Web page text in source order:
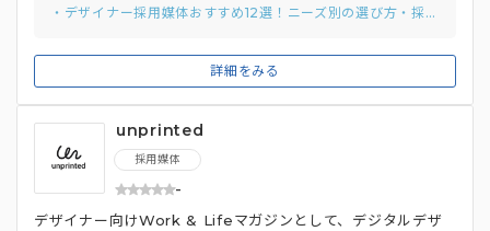
詳細をみる
意されており、人数・予算に合わせたプラン選択が可能です。
向上も期待できます。契約後最短1週間で掲載可能なスピード
感も魅力で、急な欠員発生時にも早急に求人を掲載できる採用
媒体です。
・デザイナー採用媒体おすすめ12選！ニーズ別の選び方・採用の成功ポイントも解説
unprinted
採用媒体
-
デザイナー向けWork & Lifeマガジンとして、デジタルデザ